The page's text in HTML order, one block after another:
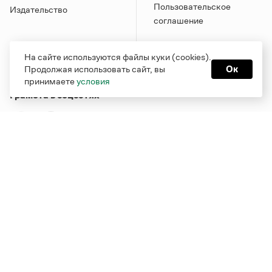
Издательство
Пользовательское
соглашение
Грамота в соцсетях
На сайте используются файлы куки (cookies).
Продолжая использовать сайт, вы
принимаетеусловия
Ок